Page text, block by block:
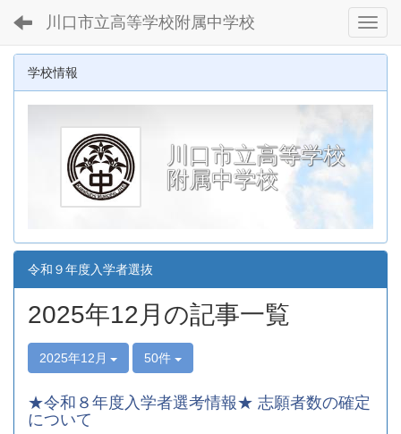
川口市立高等学校附属中学校
学校情報
川口市立高等学校
附属中学校
令和９年度入学者選抜
2025年12月の記事一覧
2025年12月 50件
★令和８年度入学者選考情報★ 志願者数の確定
について